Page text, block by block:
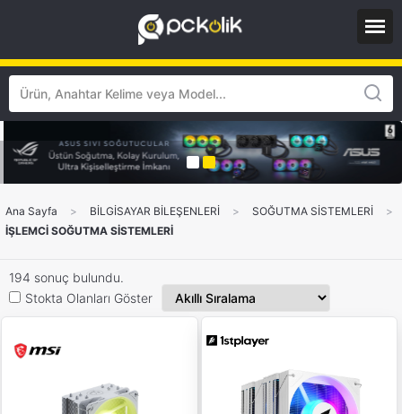
Ana Sayfa > BİLGİSAYAR BİLEŞENLERİ > SOĞUTMA SİSTEMLERİ
>
İŞLEMCİ SOĞUTMA SİSTEMLERİ
194 sonuç bulundu.
Stokta Olanları Göster